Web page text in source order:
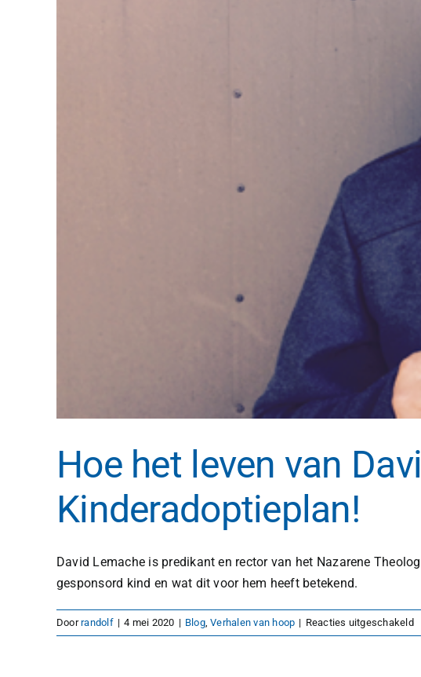
Hoe het leven van
Kinderadoptieplan!
David Lemache is predikant en rector van het Nazarene
gesponsord kind en wat dit voor hem heeft betekend.
Doorrandolf | 4 mei 2020 | Blog,Verhalen van hoop | Reacties uitgeschakeld